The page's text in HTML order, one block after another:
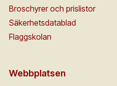
Broschyrer och prislistor
Säkerhetsdatablad
Flaggskolan
Webbplatsen